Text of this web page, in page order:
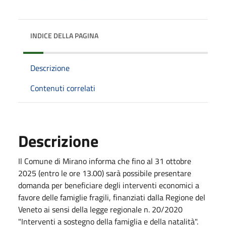
INDICE DELLA PAGINA
Descrizione
Contenuti correlati
Descrizione
Il Comune di Mirano informa che fino al 31 ottobre
2025 (entro le ore 13.00) sarà possibile presentare
domanda per beneficiare degli interventi economici a
favore delle famiglie fragili, finanziati dalla Regione del
Veneto ai sensi della legge regionale n. 20/2020
"Interventi a sostegno della famiglia e della natalità".